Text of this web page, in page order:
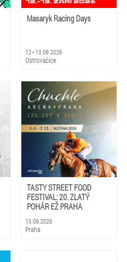
Masaryk Racing Days
12–13.09.2026
Ostrovačice
TASTY STREET FOOD
FESTIVAL: 20. ZLATÝ
POHÁR EŽ PRAHA
13.09.2026
Praha